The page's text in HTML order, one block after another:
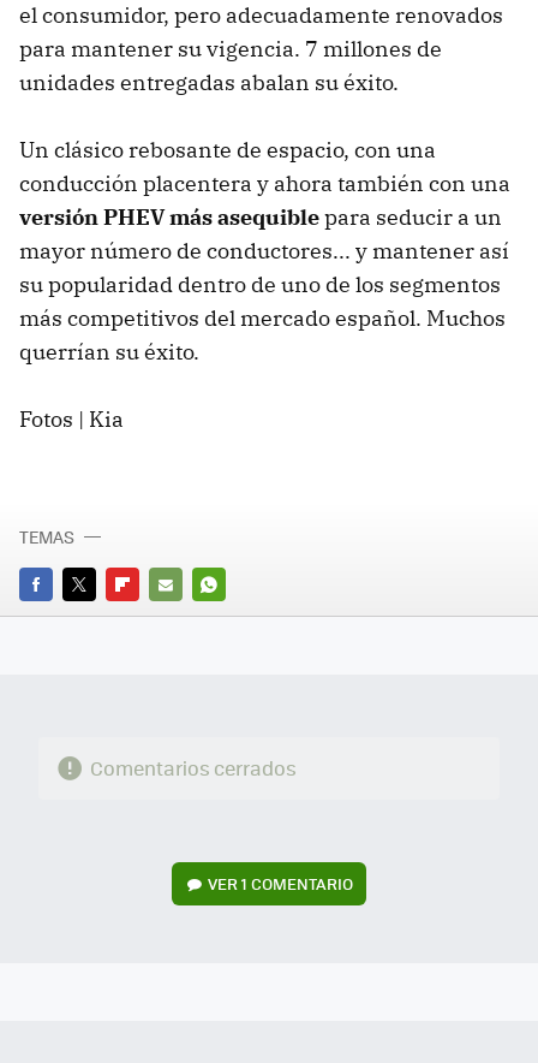
el consumidor, pero adecuadamente renovados
para mantener su vigencia. 7 millones de
unidades entregadas abalan su éxito.
Un clásico rebosante de espacio, con una
conducción placentera y ahora también con una
versión PHEV más asequiblepara seducir a un
mayor número de conductores... y mantener así
su popularidad dentro de uno de los segmentos
más competitivos del mercado español. Muchos
querrían su éxito.
Fotos | Kia
FACEBOOK
TWITTERFLIPBOARD
E-
WHATSAPP
TEMAS
Comentarios cerrados
VER1 COMENTARIO